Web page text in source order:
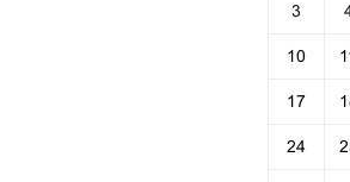
3
10
17
24